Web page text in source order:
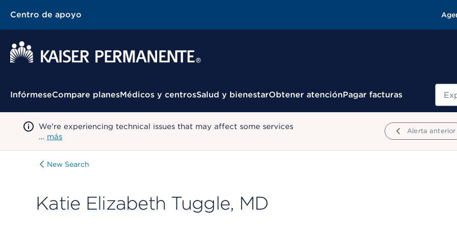
Centro de apoyo
Menú contextual
InfórmeseCompare planesMédicos y centrosSalud y bienestarObtener atenciónPagar facturas
We're experiencing technical issues that may affect some services
… más
Alerta anterior
New Search
Katie Elizabeth Tuggle, MD